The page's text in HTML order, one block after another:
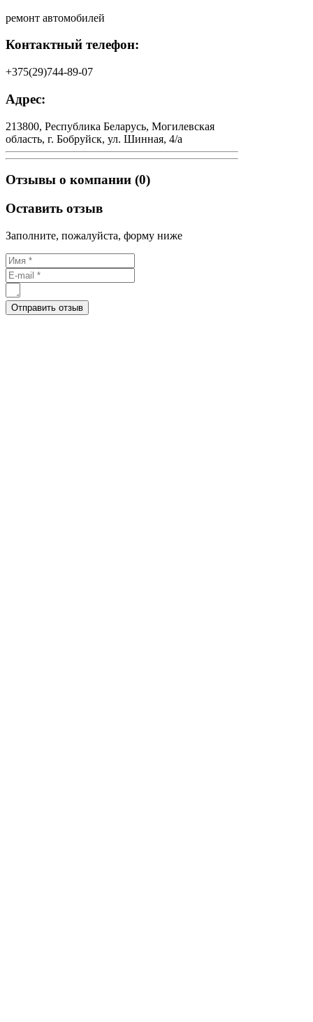
ремонт автомобилей
Контактный телефон:
+375(29)744-89-07
Адрес:
213800, Республика Беларусь, Могилевская
область, г. Бобруйск, ул. Шинная, 4/а
Отзывы о компании (0)
Оставить отзыв
Заполните, пожалуйста, форму ниже